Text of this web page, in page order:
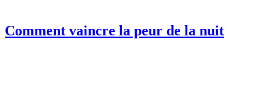
Comment vaincre la peur de la nuit